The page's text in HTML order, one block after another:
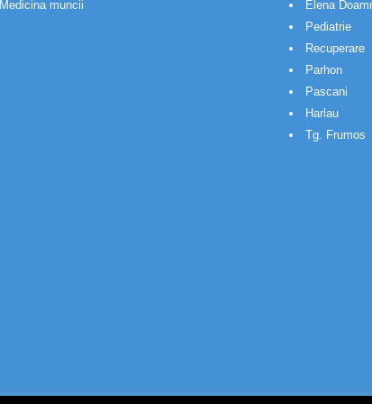
Medicina muncii
Elena
Pediatrie
Recuperare
Parhon
Pascani
Harlau
Tg. Frumos